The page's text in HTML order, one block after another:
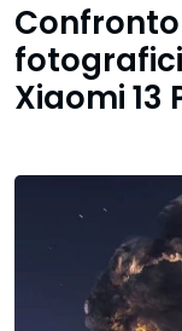
Xiaomi 13